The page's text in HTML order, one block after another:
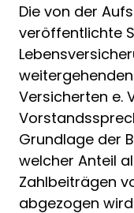
Die von der
veröffentlichte
Versicherten e.
Grundlage der
welcher Anteil
Zahlbeiträgen
abgezogen